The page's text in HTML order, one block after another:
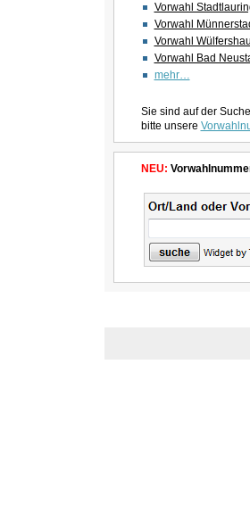
Vorwahl
Vorwahl
Vorwahl
Vorwahl Bad
mehr…
Sie sind auf der
bitte unsere
NEU: